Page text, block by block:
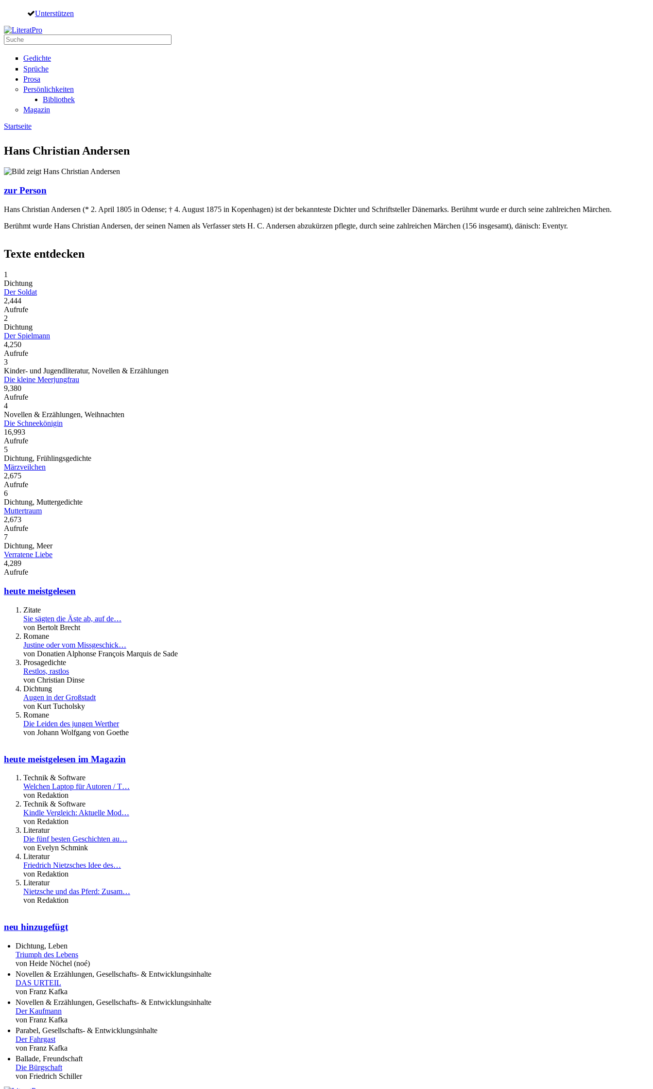
Direkt zum Inhalt
Unterstützen
Suche
Gedichte
Sprüche
Prosa
Persönlichkeiten
Bibliothek
Magazin
Startseite
Hans Christian Andersen
zur Person
Hans Christian Andersen (* 2. April 1805 in Odense; † 4. August 1875 in Kopenhagen) ist der bekannteste Dichter und Schriftsteller Dänemarks. Berühmt wurde er durch seine zahlreichen Märchen.
Berühmt wurde Hans Christian Andersen, der seinen Namen als Verfasser stets H. C. Andersen abzukürzen pflegte, durch seine zahlreichen Märchen (156 insgesamt), dänisch: Eventyr.
Texte entdecken
1
Dichtung
Der Soldat
2,444
Aufrufe
2
Dichtung
Der Spielmann
4,250
Aufrufe
3
Kinder- und Jugendliteratur, Novellen & Erzählungen
Die kleine Meerjungfrau
9,380
Aufrufe
4
Novellen & Erzählungen, Weihnachten
Die Schneekönigin
16,993
Aufrufe
5
Dichtung, Frühlingsgedichte
Märzveilchen
2,675
Aufrufe
6
Dichtung, Muttergedichte
Muttertraum
2,673
Aufrufe
7
Dichtung, Meer
Verratene Liebe
4,289
Aufrufe
heute meistgelesen
Zitate
Sie sägten die Äste ab, auf de…
von Bertolt Brecht
Romane
Justine oder vom Missgeschick…
von Donatien Alphonse François Marquis de Sade
Prosagedichte
Restlos, rastlos
von Christian Dinse
Dichtung
Augen in der Großstadt
von Kurt Tucholsky
Romane
Die Leiden des jungen Werther
von Johann Wolfgang von Goethe
heute meistgelesen im Magazin
Technik & Software
Welchen Laptop für Autoren / T…
von Redaktion
Technik & Software
Kindle Vergleich: Aktuelle Mod…
von Redaktion
Literatur
Die fünf besten Geschichten au…
von Evelyn Schmink
Literatur
Friedrich Nietzsches Idee des…
von Redaktion
Literatur
Nietzsche und das Pferd: Zusam…
von Redaktion
neu hinzugefügt
Dichtung, Leben
Triumph des Lebens
von Heide Nöchel (noé)
Novellen & Erzählungen, Gesellschafts- & Entwicklungsinhalte
DAS URTEIL
von Franz Kafka
Novellen & Erzählungen, Gesellschafts- & Entwicklungsinhalte
Der Kaufmann
von Franz Kafka
Parabel, Gesellschafts- & Entwicklungsinhalte
Der Fahrgast
von Franz Kafka
Ballade, Freundschaft
Die Bürgschaft
von Friedrich Schiller